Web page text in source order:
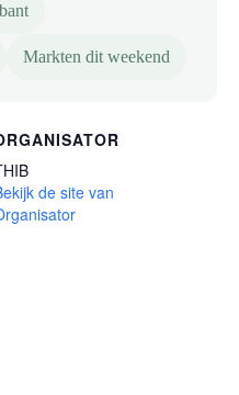
Markten dit weekend
de site van